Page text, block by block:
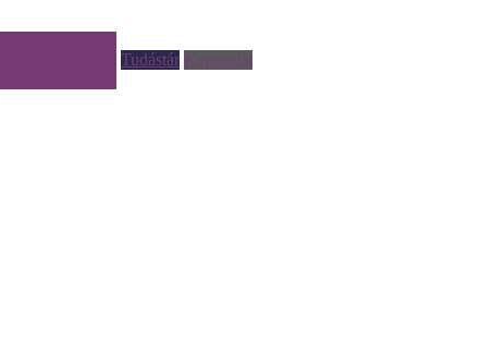
Tudástár Kapcsolat